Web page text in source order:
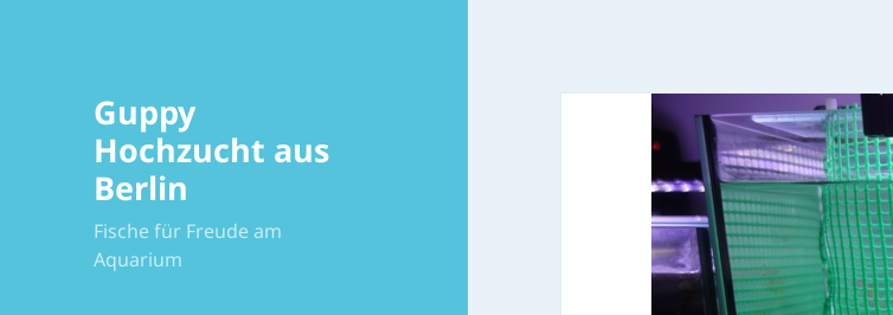
Guppy
Hochzucht aus
Berlin
Fische für Freude am
Aquarium